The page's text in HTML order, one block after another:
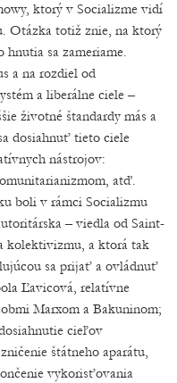
ktorý v Socializme vidí
Otázka totiž znie, na ktorý
sa zameriame.
a na rozdiel od
a liberálne ciele –
životné štandardy más a
dosiahnuť tieto ciele
nástrojov:
atď.
boli v rámci Socializmu
– viedla od Saint-
kolektivizmu, a ktorá tak
sa prijať a ovládnuť
Ľavicová, relatívne
Marxom a Bakuninom;
cieľov
štátneho aparátu,
vykorisťovania